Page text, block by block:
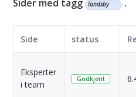
Sider med tagg landsby .
Side status
Eksperter
i team
Godkjent